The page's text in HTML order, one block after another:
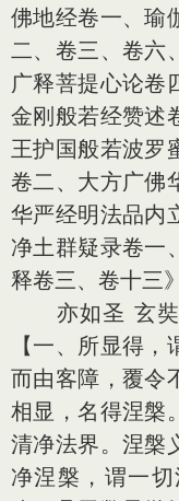
佛地经卷一、瑜
二、卷三、卷六
广释菩提心论卷
金刚般若经赞述
王护国般若波罗
卷二、大方广佛
华严经明法品内
净土群疑录卷一
释卷三、卷十三》
亦如圣 玄奘
【一、所显得
而由客障，覆令
相显，名得涅槃
清净法界。涅槃
净涅槃，谓一